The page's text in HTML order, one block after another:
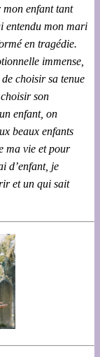
mon enfant tant
entendu mon mari
en tragédie.
immense,
choisir sa tenue
son
enfant, on
beaux enfants
ma vie et pour
d’enfant, je
et un qui sait